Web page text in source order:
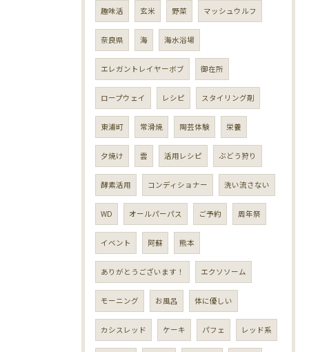
趣味活 玄米 野菜 マッシュウルフ
奈良県 海 海水浴場
エレガントレイヤーボブ 御在所
ロープウェイ レシピ スタイリング剤
東浦町 常滑焼 陶芸体験 栄養
夕焼け 雲 活用レシピ ぶどう狩り
酵素活用 コンディショナー 洗い流さない
WD オールパーパス ご予約 周年祭
イベント 阿蘇 熊本
ありがとうございます！ エクソソーム
モーニング お風呂 体に優しい
カシスレッド ケーキ パフェ レッド系